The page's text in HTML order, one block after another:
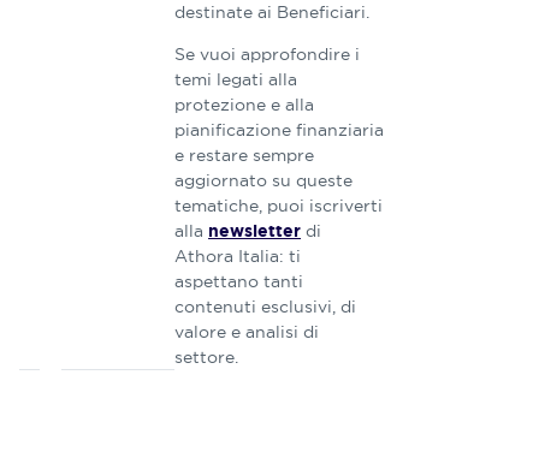
destinate ai Beneficiari.
Se vuoi approfondire i
temi legati alla
protezione e alla
pianificazione finanziaria
e restare sempre
aggiornato su queste
tematiche, puoi iscriverti
alla newsletter di
Athora Italia: ti
aspettano tanti
contenuti esclusivi, di
valore e analisi di
settore.